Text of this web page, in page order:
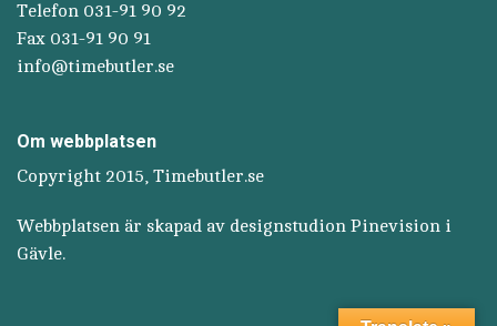
Telefon 031-91 90 92
Fax 031-91 90 91
info@timebutler.se
Om webbplatsen
Copyright 2015, Timebutler.se
Webbplatsen är skapad av designstudion Pinevision i
Gävle.